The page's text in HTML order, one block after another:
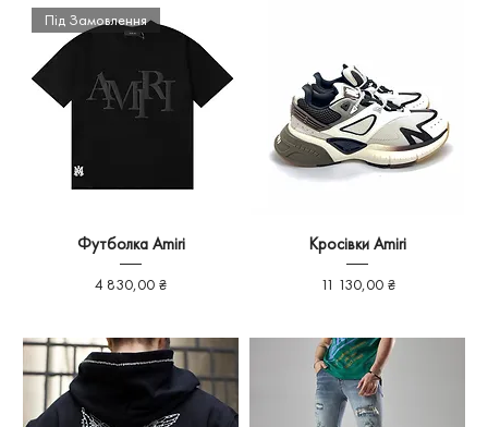
Під Замовлення
Футболка Amiri
Ціна
4 830,00 ₴
Кросівки Amiri
Ціна
11 130,00 ₴